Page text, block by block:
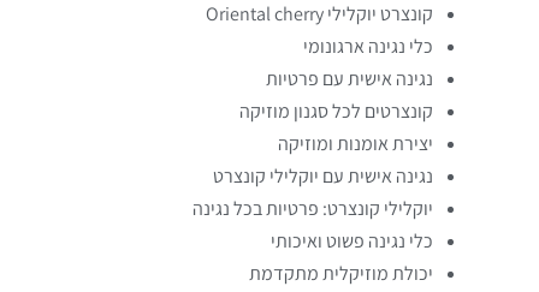
קונצרט יוקלילי Oriental cherry
כלי נגינה ארגונומי
נגינה אישית עם פרטיות
קונצרטים לכל סגנון מוזיקה
יצירת אומנות ומוזיקה
נגינה אישית עם יוקלילי קונצרט
יוקלילי קונצרט: פרטיות בכל נגינה
כלי נגינה פשוט ואיכותי
יכולת מוזיקלית מתקדמת